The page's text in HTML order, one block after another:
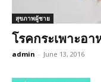
สุขภาพผู้ชาย
โรคกระเพาะอ
admin - June 13, 2016